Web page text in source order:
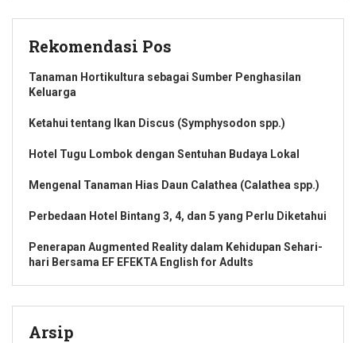
Rekomendasi Pos
Tanaman Hortikultura sebagai Sumber Penghasilan
Keluarga
Ketahui tentang Ikan Discus (Symphysodon spp.)
Hotel Tugu Lombok dengan Sentuhan Budaya Lokal
Mengenal Tanaman Hias Daun Calathea (Calathea spp.)
Perbedaan Hotel Bintang 3, 4, dan 5 yang Perlu Diketahui
Penerapan Augmented Reality dalam Kehidupan Sehari-
hari Bersama EF EFEKTA English for Adults
Arsip